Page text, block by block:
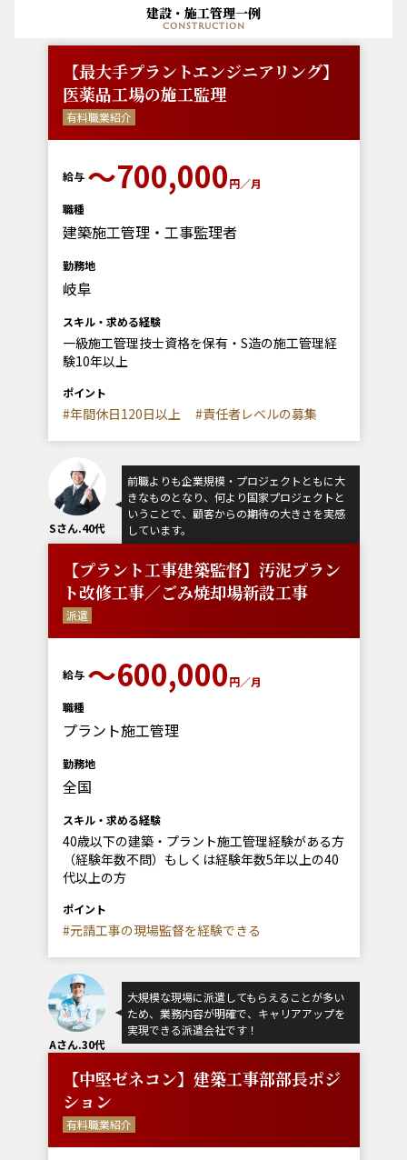
建設・施工管理一例
construction
【最大手プラントエンジニアリング】
医薬品工場の施工監理
有料職業紹介
給与 〜700,000円／月
職種
建築施工管理・工事監理者
勤務地
岐阜
スキル・求める経験
一級施工管理技士資格を保有・S造の施工管理経
験10年以上
ポイント
#年間休日120日以上 #責任者レベルの募集
Sさん.40代
前職よりも企業規模・プロジェクトともに大
きなものとなり、何より国家プロジェクトと
いうことで、顧客からの期待の大きさを実感
しています。
【プラント工事建築監督】汚泥プラン
ト改修工事／ごみ焼却場新設工事
派遣
給与 ～600,000円／月
職種
プラント施工管理
勤務地
全国
スキル・求める経験
40歳以下の建築・プラント施工管理経験がある方
（経験年数不問）もしくは経験年数5年以上の40
代以上の方
ポイント
#元請工事の現場監督を経験できる
Aさん.30代
大規模な現場に派遣してもらえることが多い
ため、業務内容が明確で、キャリアアップを
実現できる派遣会社です！
【中堅ゼネコン】建築工事部部長ポジ
ション
有料職業紹介